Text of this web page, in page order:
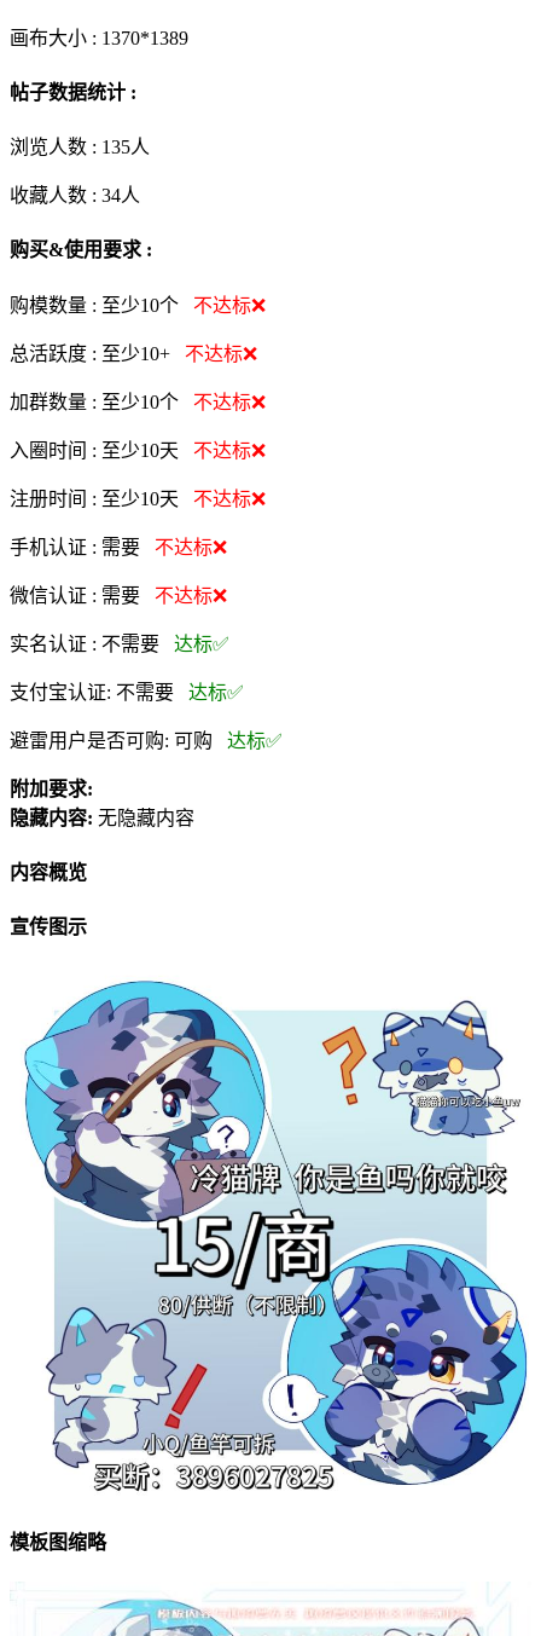
画布大小 : 1370*1389
帖子数据统计 :
浏览人数 : 135人
收藏人数 : 34人
购买&使用要求 :
购模数量 : 至少10个 不达标❌
总活跃度 : 至少10+ 不达标❌
加群数量 : 至少10个 不达标❌
入圈时间 : 至少10天 不达标❌
注册时间 : 至少10天 不达标❌
手机认证 : 需要 不达标❌
微信认证 : 需要 不达标❌
实名认证 : 不需要 达标✅
支付宝认证: 不需要 达标✅
避雷用户是否可购: 可购 达标✅
附加要求:
隐藏内容: 无隐藏内容
内容概览
宣传图示
模板图缩略